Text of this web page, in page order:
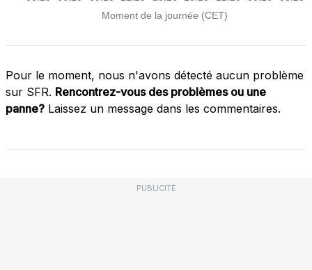
Pour le moment, nous n'avons détecté aucun problème
sur SFR. Rencontrez-vous des problèmes ou une
panne? Laissez un message dans les commentaires.
PUBLICITÉ